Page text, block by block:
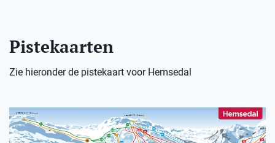
Pistekaarten
Zie hieronder de pistekaart voor Hemsedal